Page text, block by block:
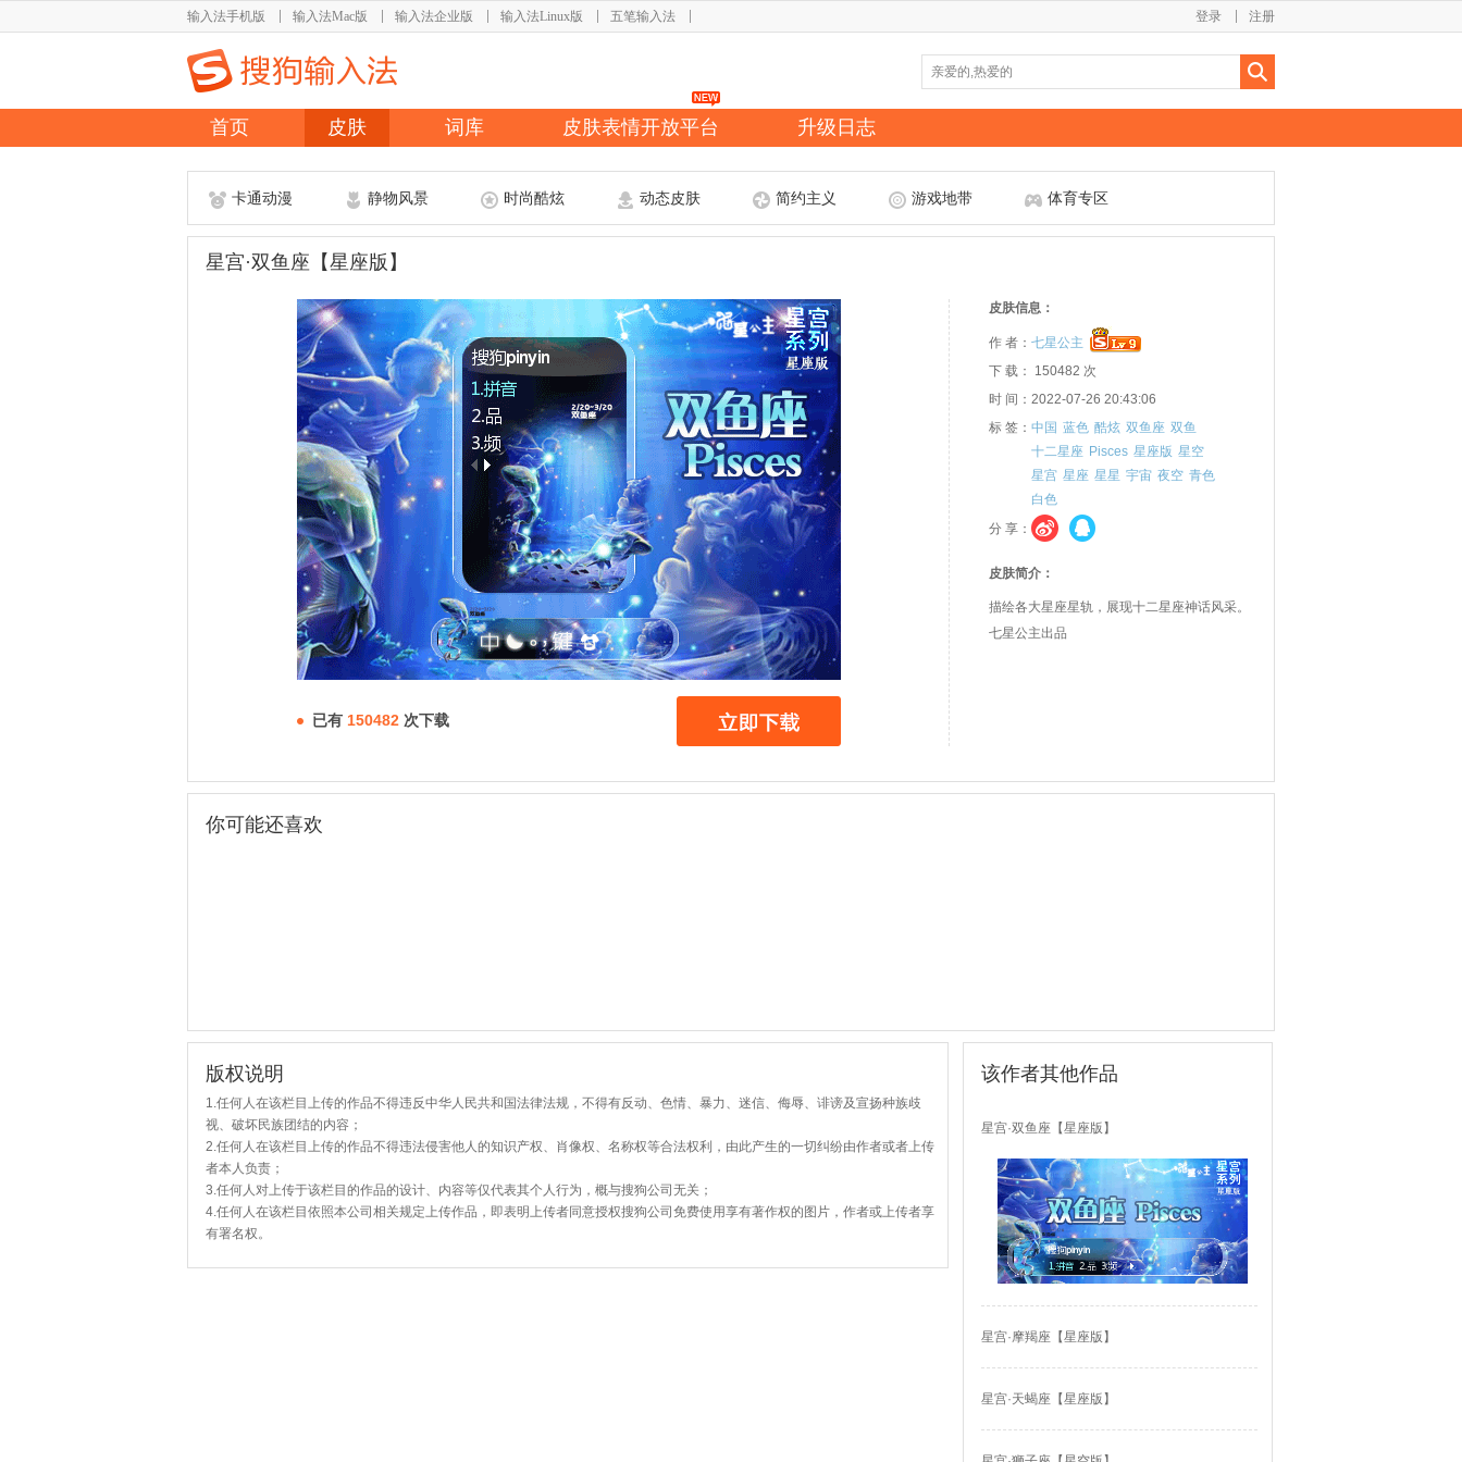
输入法手机版 输入法Mac版 输入法企业版 输入法Linux版 五笔输入法 注册
登录
首页 皮肤 词库 皮肤表情开放平台 升级日志
卡通动漫 静物风景 时尚酷炫 动态皮肤 简约主义 游戏地带 体育专区
星宫·双鱼座【星座版】
已有 150482 次下载
皮肤信息：
作 者： 七星公主
下 载： 150482 次
时 间：2022-07-26 20:43:06
标 签： 中国 蓝色 酷炫 双鱼座 双鱼
十二星座 Pisces 星座版 星空
星宫 星座 星星 宇宙 夜空 青色
白色
分 享：
皮肤简介：
描绘各大星座星轨，展现十二星座神话风采。
七星公主出品
你可能还喜欢
版权说明
1.任何人在该栏目上传的作品不得违反中华人民共和国法律法规，不得有反动、色情、暴力、迷信、侮辱、诽谤及宣扬种族歧
视、破坏民族团结的内容；
2.任何人在该栏目上传的作品不得违法侵害他人的知识产权、肖像权、名称权等合法权利，由此产生的一切纠纷由作者或者上传
者本人负责；
3.任何人对上传于该栏目的作品的设计、内容等仅代表其个人行为，概与搜狗公司无关；
4.任何人在该栏目依照本公司相关规定上传作品，即表明上传者同意授权搜狗公司免费使用享有著作权的图片，作者或上传者享
有署名权。
该作者其他作品
星宫·双鱼座【星座版】
星宫·摩羯座【星座版】
星宫·天蝎座【星座版】